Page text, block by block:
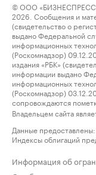
© ООО
2026. Сообщения и
(свидетельство о
выдано Федеральной
информационных
(Роскомнадзор)
издания «РБК»
информации выдано
информационных
(Роскомнадзор)
сопровождаются
Владельцем сайта
Данные предоставлены:
Индексы облигаций
Информация об